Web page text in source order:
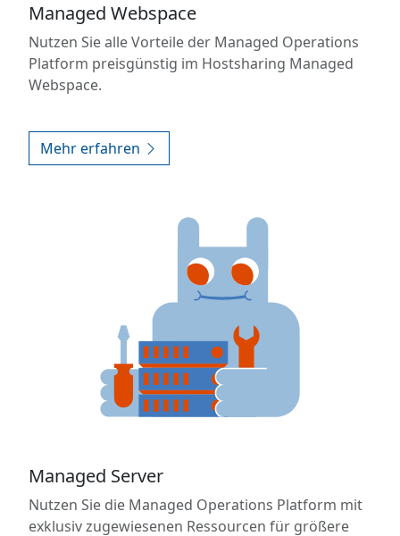
Managed Webspace
Nutzen Sie alle Vorteile der Managed Operations
Platform preisgünstig im Hostsharing Managed
Webspace.
Mehr erfahren
Managed Server
Nutzen Sie die Managed Operations Platform mit
exklusiv zugewiesenen Ressourcen für größere